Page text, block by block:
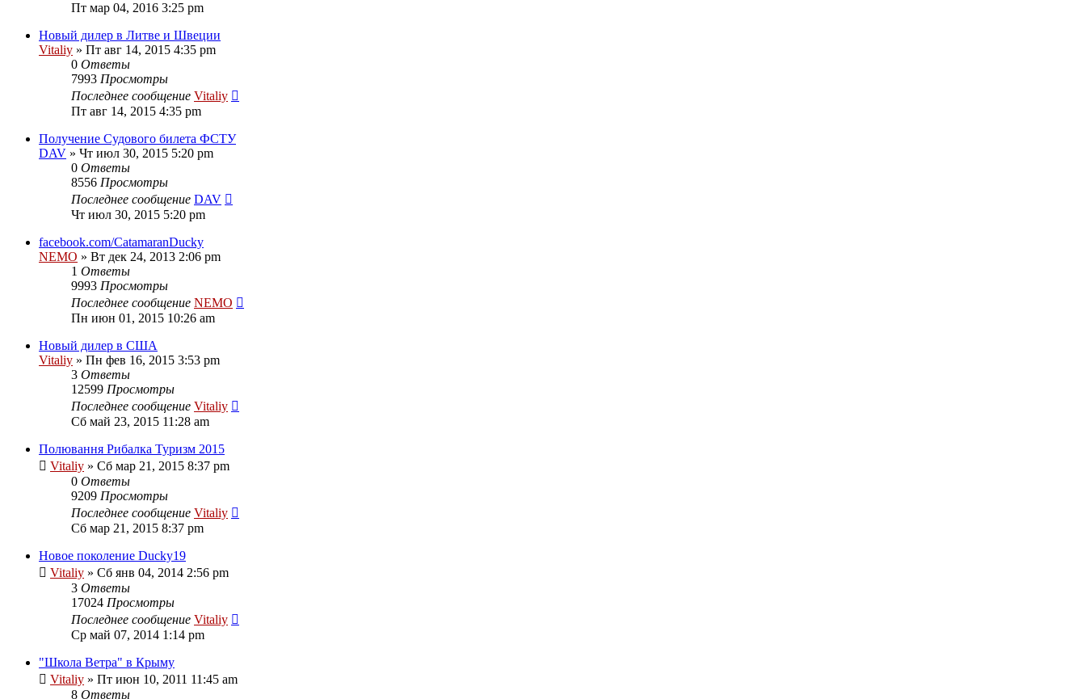
Пт мар 04, 2016 3:25 pm
Новый дилер в Литве и Швеции
Vitaliy » Пт авг 14, 2015 4:35 pm
0 Ответы
7993 Просмотры
Последнее сообщение Vitaliy
Пт авг 14, 2015 4:35 pm
Получение Судового билета ФСТУ
DAV » Чт июл 30, 2015 5:20 pm
0 Ответы
8556 Просмотры
Последнее сообщение DAV
Чт июл 30, 2015 5:20 pm
facebook.com/CatamaranDucky
NEMO » Вт дек 24, 2013 2:06 pm
1 Ответы
9993 Просмотры
Последнее сообщение NEMO
Пн июн 01, 2015 10:26 am
Новый дилер в США
Vitaliy » Пн фев 16, 2015 3:53 pm
3 Ответы
12599 Просмотры
Последнее сообщение Vitaliy
Сб май 23, 2015 11:28 am
Полювання Рибалка Туризм 2015
Vitaliy » Сб мар 21, 2015 8:37 pm
0 Ответы
9209 Просмотры
Последнее сообщение Vitaliy
Сб мар 21, 2015 8:37 pm
Новое поколение Ducky19
Vitaliy » Сб янв 04, 2014 2:56 pm
3 Ответы
17024 Просмотры
Последнее сообщение Vitaliy
Ср май 07, 2014 1:14 pm
"Школа Ветра" в Крыму
Vitaliy » Пт июн 10, 2011 11:45 am
8 Ответы